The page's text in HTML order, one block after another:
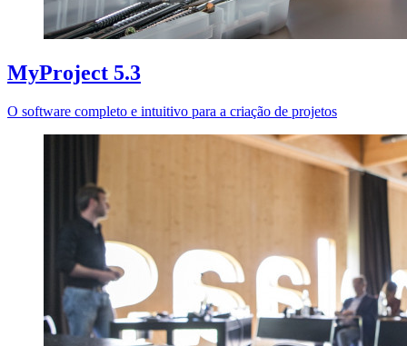
MyProject 5.3
O software completo e intuitivo para a criação de projetos